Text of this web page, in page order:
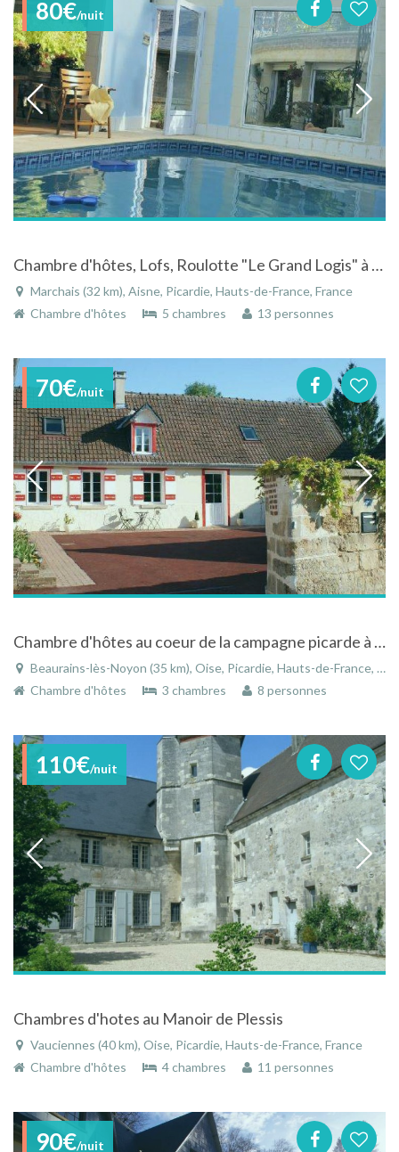
80€/nuit
Chambre d'hôtes, Lofs, Roulotte "Le Grand Logis" à Marchais dans l'Aisne en Picardie
Marchais (32 km), Aisne, Picardie, Hauts-de-France, France
Chambre d'hôtes
5 chambres 13 personnes
70€/nuit
Chambre d'hôtes au coeur de la campagne picarde à Beaurains-lès-Noyons dans l'Oise en Picardie
Beaurains-lès-Noyon (35 km), Oise, Picardie, Hauts-de-France, France
Chambre d'hôtes
3 chambres 8 personnes
110€/nuit
Chambres d'hotes au Manoir de Plessis
Vauciennes (40 km), Oise, Picardie, Hauts-de-France, France
Chambre d'hôtes
4 chambres 11 personnes
90€/nuit